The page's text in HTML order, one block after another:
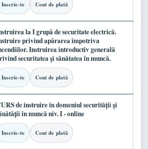
Inscrie-te Cont de plată
la I grupă de securitate electrică.
privind apărarea împotriva
Instruirea introductiv generală
securitatea și sănătatea în muncă.
Inscrie-te Cont de plată
de instruire în domeniul securității și
în muncă niv. I - online
Inscrie-te Cont de plată